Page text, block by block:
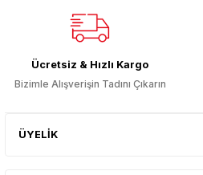
Ücretsiz & Hızlı Kargo
Bizimle Alışverişin Tadını Çıkarın
ÜYELİK